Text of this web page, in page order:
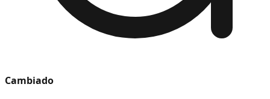
Cambiado